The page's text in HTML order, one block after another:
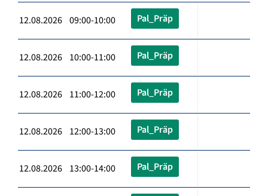
12.08.2026 09:00-10:00 Pal_Präp
12.08.2026 10:00-11:00 Pal_Präp
12.08.2026 11:00-12:00 Pal_Präp
12.08.2026 12:00-13:00 Pal_Präp
12.08.2026 13:00-14:00 Pal_Präp